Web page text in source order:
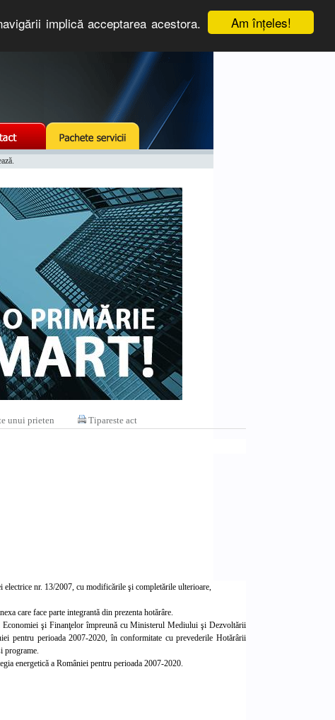
Am înţeles!
implică acceptarea acestora.
unui prieten Tipareste act
nr. 13/2007, cu modificările şi completările ulterioare,
care face parte integrantă din prezenta hotărâre.
şi Finanţelor împreună cu Ministerul Mediului şi Dezvoltării
pentru perioada 2007-2020, în conformitate cu prevederile Hotărârii
programe.
energetică a României pentru perioada 2007-2020.